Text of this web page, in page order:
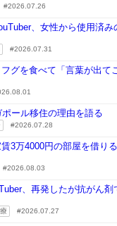
2026.07.26
、女性から使用済み
2026.07.31
グを食べて「言葉が出て
ール移住の理由を語る
2026.07.28
3万4000円の部屋を借り
2026.08.03
、再発したが抗がん剤
2026.07.27